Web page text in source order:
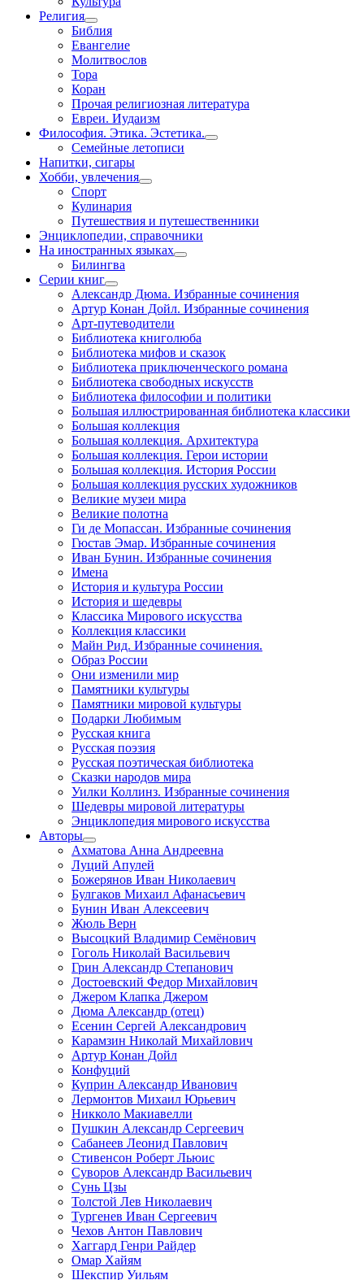
Религия
Библия
Евангелие
Молитвослов
Тора
Коран
Прочая религиозная литература
Евреи. Иудаизм
Философия. Этика. Эстетика.
Семейные летописи
Напитки, сигары
Хобби, увлечения
Спорт
Кулинария
Путешествия и путешественники
Энциклопедии, справочники
На иностранных языках
Билингва
Серии книг
Александр Дюма. Избранные сочинения
Артур Конан Дойл. Избранные сочинения
Арт-путеводители
Библиотека книголюба
Библиотека мифов и сказок
Библиотека приключенческого романа
Библиотека свободных искусств
Библиотека философии и политики
Большая иллюстрированная библиотека классики
Большая коллекция
Большая коллекция. Архитектура
Большая коллекция. Герои истории
Большая коллекция. История России
Большая коллекция русских художников
Великие музеи мира
Великие полотна
Ги де Мопассан. Избранные сочинения
Гюстав Эмар. Избранные сочинения
Иван Бунин. Избранные сочинения
Имена
История и культура России
История и шедевры
Классика Мирового искусства
Коллекция классики
Майн Рид. Избранные сочинения.
Образ России
Они изменили мир
Памятники культуры
Памятники мировой культуры
Подарки Любимым
Русская книга
Русская поэзия
Русская поэтическая библиотека
Сказки народов мира
Уилки Коллинз. Избранные сочинения
Шедевры мировой литературы
Энциклопедия мирового искусства
Авторы
Ахматова Анна Андреевна
Луций Апулей
Божерянов Иван Николаевич
Булгаков Михаил Афанасьевич
Бунин Иван Алексеевич
Жюль Верн
Высоцкий Владимир Семёнович
Гоголь Николай Васильевич
Грин Александр Степанович
Достоевский Федор Михайлович
Джером Клапка Джером
Дюма Александр (отец)
Есенин Сергей Александрович
Карамзин Николай Михайлович
Артур Конан Дойл
Конфуций
Куприн Александр Иванович
Лермонтов Михаил Юрьевич
Никколо Макиавелли
Пушкин Александр Сергеевич
Сабанеев Леонид Павлович
Стивенсон Роберт Льюис
Суворов Александр Васильевич
Сунь Цзы
Толстой Лев Николаевич
Тургенев Иван Сергеевич
Чехов Антон Павлович
Хаггард Генри Райдер
Омар Хайям
Шекспир Уильям